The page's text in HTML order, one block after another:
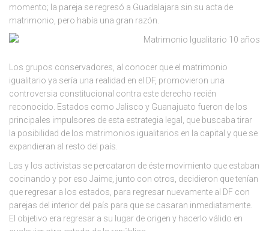
momento; la pareja se regresó a Guadalajara sin su acta de
matrimonio, pero había una gran razón.
Los grupos conservadores, al conocer que el matrimonio
igualitario ya sería una realidad en el DF, promovieron una
controversia constitucional contra este derecho recién
reconocido. Estados como Jalisco y Guanajuato fueron de los
principales impulsores de esta estrategia legal, que buscaba tirar
la posibilidad de los matrimonios igualitarios en la capital y que se
expandieran al resto del país.
Las y los activistas se percataron de éste movimiento que estaban
cocinando y por eso Jaime, junto con otros, decidieron que tenían
que regresar a los estados, para regresar nuevamente al DF con
parejas del interior del país para que se casaran inmediatamente.
El objetivo era regresar a su lugar de origen y hacerlo válido en